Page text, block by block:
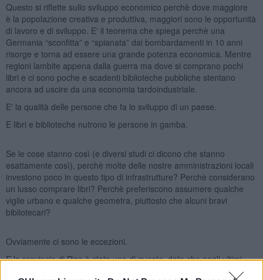
Questo si riflette sullo sviluppo economico perchè dove maggiore
è la popolazione creativa e produttiva, maggiori sono le opportunità
di lavoro e di sviluppo. E' il teorema che spiega perchè una
Germania “sconfitta” e “spianata” dai bombardamenti in 10 anni
risorge e torna ad essere una grande potenza economica. Mentre
regioni lambite appena dalla guerra ma dove si comprano pochi
libri e ci sono poche e scadenti biblioteche pubbliche stentano
ancora ad uscire da una economia tardo­industriale.
E' la qualità delle persone che fa lo sviluppo di un paese.
E libri e biblioteche nutrono le persone in gamba.
Se le cose stanno così (e diversi studi ci dicono che stanno
esattamente così), perchè molte delle nostre amministrazioni locali
investono poco in questo tipo di infrastrutture? Perchè considerano
un lusso comprare libri? Perchè preferiscono assumere qualche
vigile urbano e qualche geometra, piuttosto che alcuni bravi
bibliotecari?
Ovviamente ci sono le eccezioni.
E la provincia di Pisa è stata una di queste, dato che negli ultimi
due anni ha visto sorgere due nuove grandi biblioteche civiche: la